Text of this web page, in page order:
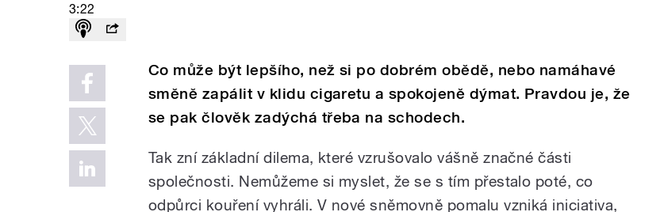
3:22
Co může být lepšího, než si po dobrém obědě, nebo namáhavé
směně zapálit v klidu cigaretu a spokojeně dýmat. Pravdou je, že
se pak člověk zadýchá třeba na schodech.
Tak zní základní dilema, které vzrušovalo vášně značné části
společnosti. Nemůžeme si myslet, že se s tím přestalo poté, co
odpůrci kouření vyhráli. V nové sněmovně pomalu vzniká iniciativa,